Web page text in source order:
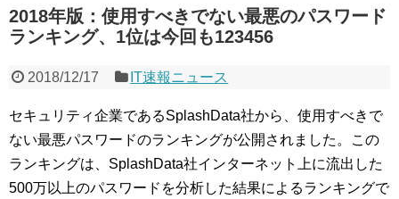
2018年版：使用すべきでない最悪のパスワード
ランキング、1位は今回も123456
2018/12/17 IT速報ニュース
セキュリティ企業であるSplashData社から、使用すべきで
ない最悪パスワードのランキングが公開されました。この
ランキングは、SplashData社インターネット上に流出した
500万以上のパスワードを分析した結果によるランキングで